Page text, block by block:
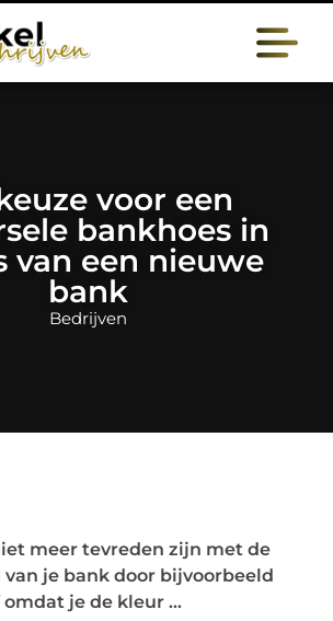
voor een
bankhoes in
van een nieuwe
bank
Bedrijven
meer tevreden zijn met de
je bank door bijvoorbeeld
je de kleur ...